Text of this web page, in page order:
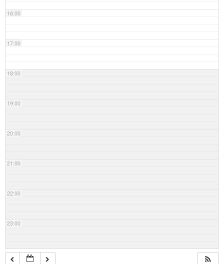
16:00
17:00
18:00
19:00
20:00
21:00
22:00
23:00